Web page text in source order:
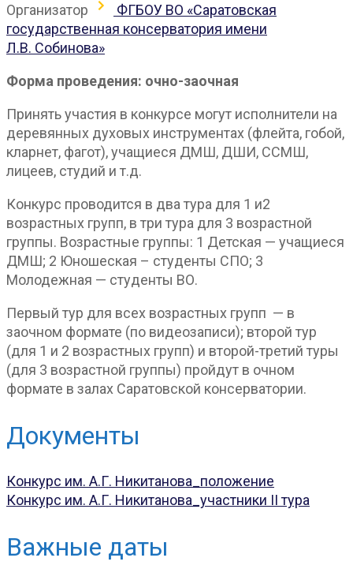
Организатор
ФГБОУ ВО «Саратовская
государственная консерватория имени
Л.В. Собинова»
Форма проведения: очно-заочная
Принять участия в конкурсе могут исполнители на
деревянных духовых инструментах (флейта, гобой,
кларнет, фагот), учащиеся ДМШ, ДШИ, ССМШ,
лицеев, студий и т.д.
Конкурс проводится в два тура для 1 и2
возрастных групп, в три тура для 3 возрастной
группы. Возрастные группы: 1 Детская — учащиеся
ДМШ; 2 Юношеская – студенты СПО; 3
Молодежная — студенты ВО.
Первый тур для всех возрастных групп — в
заочном формате (по видеозаписи); второй тур
(для 1 и 2 возрастных групп) и второй-третий туры
(для 3 возрастной группы) пройдут в очном
формате в залах Саратовской консерватории.
Документы
Конкурс им. А.Г. Никитанова_положение
Конкурс им. А.Г. Никитанова_участники II тура
Важные даты